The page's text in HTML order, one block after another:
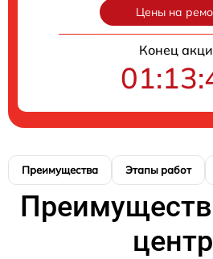
Цены на
Конец
Преимущества Этапы работ